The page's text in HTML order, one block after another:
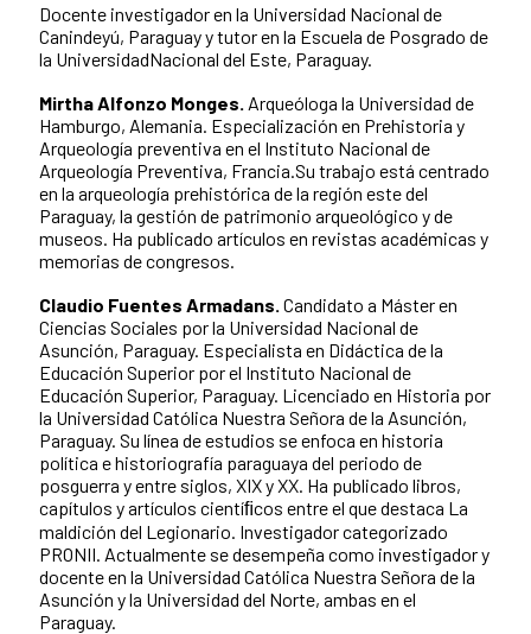
Docente investigador en la Universidad Nacional de
Canindeyú, Paraguay y tutor en la Escuela de Posgrado de
la UniversidadNacional del Este, Paraguay.
Mirtha Alfonzo Monges. Arqueóloga la Universidad de
Hamburgo, Alemania. Especialización en Prehistoria y
Arqueología preventiva en el Instituto Nacional de
Arqueología Preventiva, Francia.Su trabajo está centrado
en la arqueología prehistórica de la región este del
Paraguay, la gestión de patrimonio arqueológico y de
museos. Ha publicado artículos en revistas académicas y
memorias de congresos.
Claudio Fuentes Armadans. Candidato a Máster en
Ciencias Sociales por la Universidad Nacional de
Asunción, Paraguay. Especialista en Didáctica de la
Educación Superior por el Instituto Nacional de
Educación Superior, Paraguay. Licenciado en Historia por
la Universidad Católica Nuestra Señora de la Asunción,
Paraguay. Su línea de estudios se enfoca en historia
política e historiografía paraguaya del periodo de
posguerra y entre siglos, XIX y XX. Ha publicado libros,
capítulos y artículos cientíﬁcos entre el que destaca La
maldición del Legionario. Investigador categorizado
PRONII. Actualmente se desempeña como investigador y
docente en la Universidad Católica Nuestra Señora de la
Asunción y la Universidad del Norte, ambas en el
Paraguay.